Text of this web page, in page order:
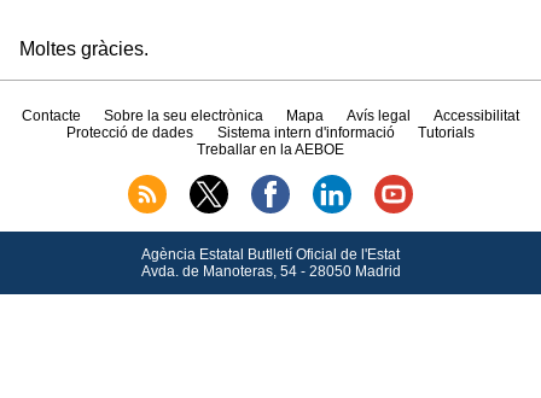
Moltes gràcies.
Contacte Sobre la seu electrònica Mapa Avís legal
Accessibilitat
Protecció de dades
Sistema intern d'informació
Tutorials
Treballar en la AEBOE
Agència Estatal Butlletí Oficial de l'Estat
Avda.de Manoteras, 54 - 28050 Madrid